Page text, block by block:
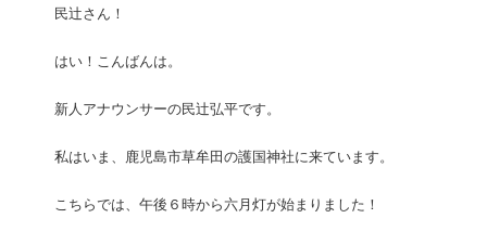
民辻さん！
はい！こんばんは。
新人アナウンサーの民辻弘平です。
私はいま、鹿児島市草牟田の護国神社に来ています。
こちらでは、午後６時から六月灯が始まりました！